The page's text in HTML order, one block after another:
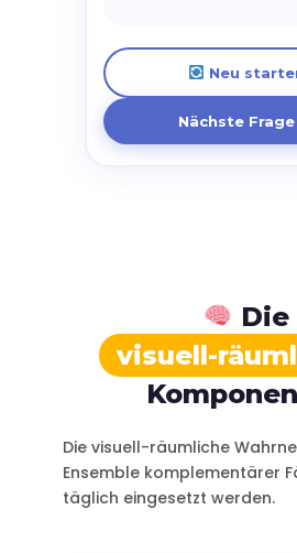
Neu
Nächste
Die
visuell-
Die visuell-räumliche
Ensemble komplementärer
täglich eingesetzt werden.